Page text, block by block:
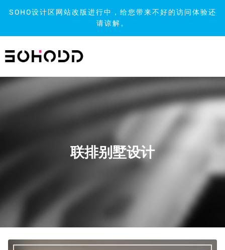
SOHO设计区网站改版进行中，给您带来不好的访问体验还
请谅解。
到
容
联排别墅设计